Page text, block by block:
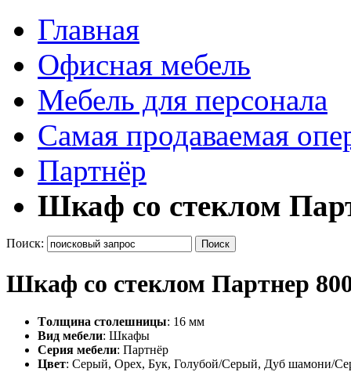
Главная
Офисная мебель
Мебель для персонала
Самая продаваемая
Партнёр
Шкаф со стеклом
Поиск: Поиск
Шкаф со стеклом Партнер
Tолщина столешницы: 16 мм
Вид мебели: Шкафы
Серия мебели: Партнёр
Цвет: Серый, Орех, Бук, Голубой/Серый, Дуб шамони/